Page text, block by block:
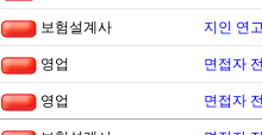
보험설계사 지인 연
영업 면접자
영업 면접자